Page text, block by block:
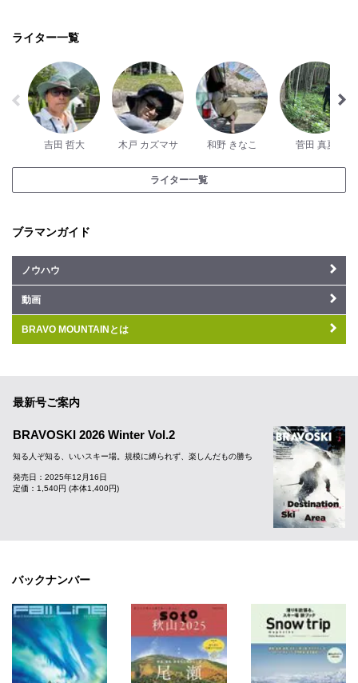
ライター一覧
吉田 哲大 木戸 カズマサ 和野 きなこ 菅田 真夏
ライター一覧
ブラマンガイド
ノウハウ
動画
BRAVO MOUNTAINとは
最新号ご案内
BRAVOSKI 2026 Winter Vol.2
知る人ぞ知る、いいスキー場。規模に縛られず、楽しんだもの勝ち
発売日：2025年12月16日
定価：1,540円 (本体1,400円)
バックナンバー